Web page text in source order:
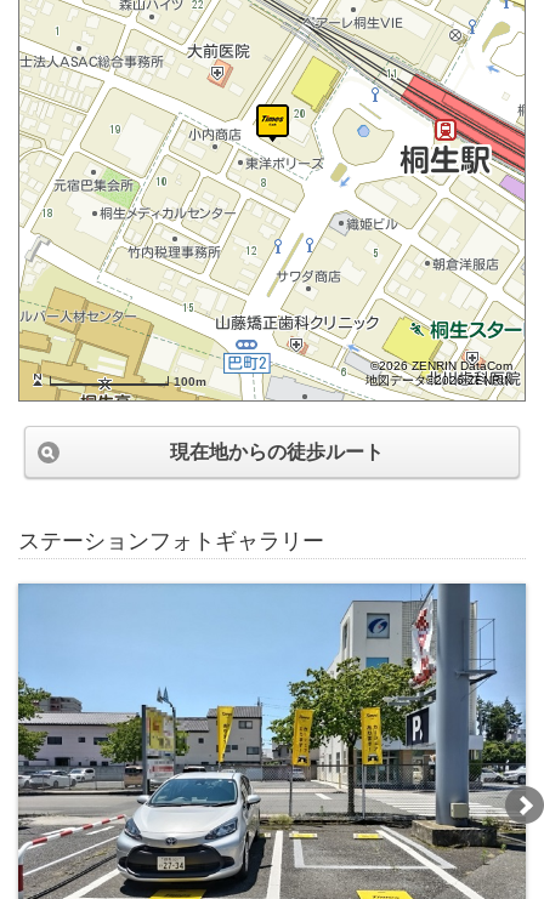
100m
©2026 ZENRIN DataCom
地図データ©2026 ZENRIN
現在地からの徒歩ルート
ステーションフォトギャラリー